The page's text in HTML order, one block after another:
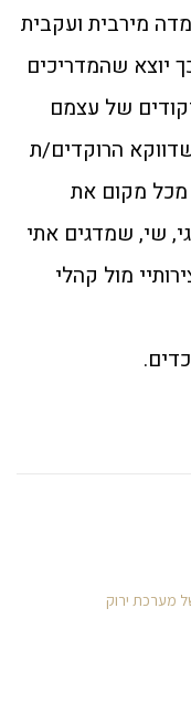
מירבית ועקבית
יוצא שהמדריכים
של עצמם
הרוקדים/ת
מכל מקום את
שי, שמדגים אתי
מול קהלי
מערכת ירוק